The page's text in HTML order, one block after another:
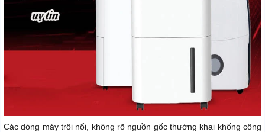
Các dòng máy trôi nổi, không rõ nguồn gốc thường khai khống công